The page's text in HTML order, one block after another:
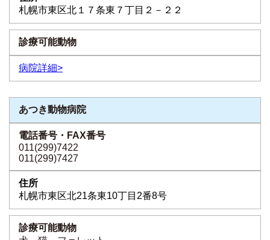
札幌市東区北１７条東７丁目２－２２
病院詳細>
あつき動物病院
011(299)7422
011(299)7427
札幌市東区北21条東10丁目2番8号